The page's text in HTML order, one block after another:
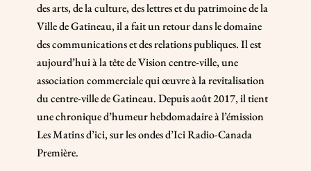
des arts, de la culture, des lettres et du patrimoine de la
Ville de Gatineau, il a fait un retour dans le domaine
des communications et des relations publiques. Il est
aujourd’hui à la tête de Vision centre-ville, une
association commerciale qui œuvre à la revitalisation
du centre-ville de Gatineau. Depuis août 2017, il tient
une chronique d’humeur hebdomadaire à l’émission
Les Matins d’ici, sur les ondes d’Ici Radio-Canada
Première.